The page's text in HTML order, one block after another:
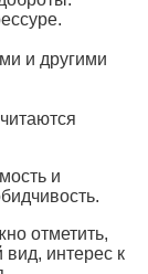
и другими
и
отметить,
интерес к